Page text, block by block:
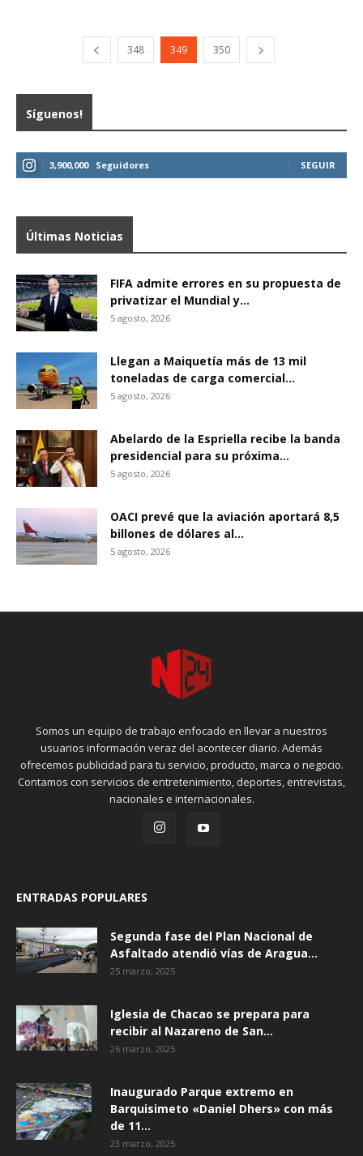
348 349 350
Síguenos!
3,900,000 Seguidores SEGUIR
Últimas Noticias
FIFA admite errores en su propuesta de
privatizar el Mundial y...
5 agosto, 2026
Llegan a Maiquetía más de 13 mil
toneladas de carga comercial...
5 agosto, 2026
Abelardo de la Espriella recibe la banda
presidencial para su próxima...
5 agosto, 2026
OACI prevé que la aviación aportará 8,5
billones de dólares al...
5 agosto, 2026
Somos un equipo de trabajo enfocado en llevar a nuestros
usuarios información veraz del acontecer diario. Además
ofrecemos publicidad para tu servicio, producto, marca o negocio.
Contamos con servicios de entretenimiento, deportes, entrevistas,
nacionales e internacionales.
ENTRADAS POPULARES
Segunda fase del Plan Nacional de
Asfaltado atendió vías de Aragua...
25 marzo, 2025
Iglesia de Chacao se prepara para
recibir al Nazareno de San...
26 marzo, 2025
Inaugurado Parque extremo en
Barquisimeto «Daniel Dhers» con más
de 11...
23 marzo, 2025